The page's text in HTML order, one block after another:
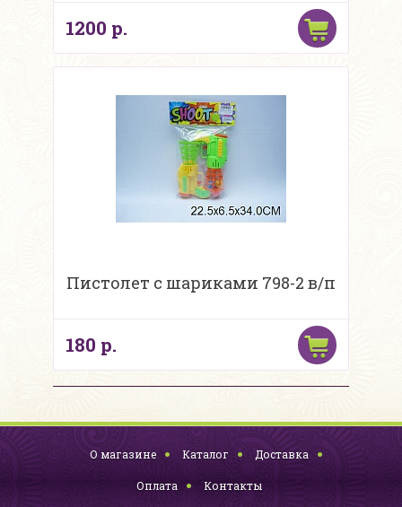
1200 р.
Пистолет с шариками 798-2 в/п
180 р.
О магазине Каталог Доставка
Оплата Контакты